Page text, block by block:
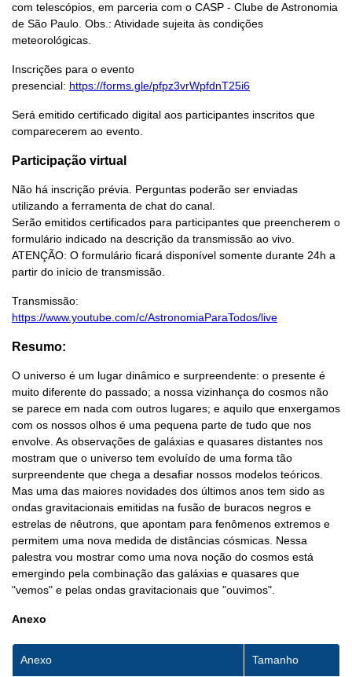
com telescópios, em parceria com o CASP - Clube de Astronomia
de São Paulo. Obs.: Atividade sujeita às condições
meteorológicas.
Inscrições para o evento
presencial: https://forms.gle/pfpz3vrWpfdnT25i6
Será emitido certificado digital aos participantes inscritos que
comparecerem ao evento.
Participação virtual
Não há inscrição prévia. Perguntas poderão ser enviadas
utilizando a ferramenta de chat do canal.
Serão emitidos certificados para participantes que preencherem o
formulário indicado na descrição da transmissão ao vivo.
ATENÇÃO: O formulário ficará disponível somente durante 24h a
partir do início de transmissão.
Transmissão:
https://www.youtube.com/c/AstronomiaParaTodos/live
Resumo:
O universo é um lugar dinâmico e surpreendente: o presente é
muito diferente do passado; a nossa vizinhança do cosmos não
se parece em nada com outros lugares; e aquilo que enxergamos
com os nossos olhos é uma pequena parte de tudo que nos
envolve. As observações de galáxias e quasares distantes nos
mostram que o universo tem evoluído de uma forma tão
surpreendente que chega a desafiar nossos modelos teóricos.
Mas uma das maiores novidades dos últimos anos tem sido as
ondas gravitacionais emitidas na fusão de buracos negros e
estrelas de nêutrons, que apontam para fenômenos extremos e
permitem uma nova medida de distâncias cósmicas. Nessa
palestra vou mostrar como uma nova noção do cosmos está
emergindo pela combinação das galáxias e quasares que
"vemos" e pelas ondas gravitacionais que "ouvimos".
Anexo
Anexo Tamanho